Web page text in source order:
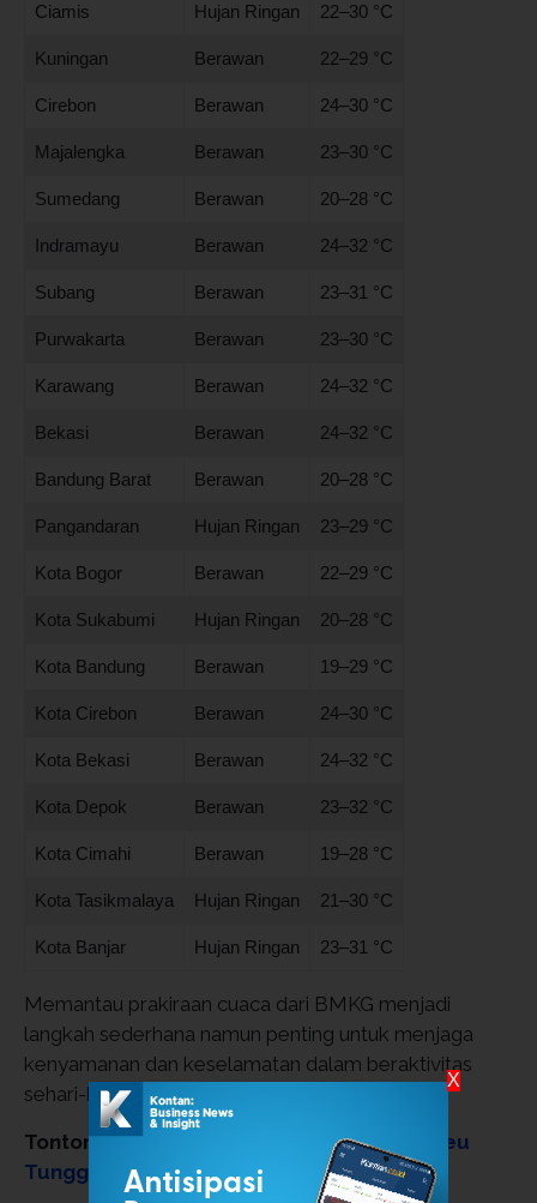
Ciamis Hujan Ringan 22–30 °C
Kuningan Berawan 22–29 °C
Cirebon Berawan 24–30 °C
Majalengka Berawan 23–30 °C
Sumedang Berawan 20–28 °C
Indramayu Berawan 24–32 °C
Subang Berawan 23–31 °C
Purwakarta Berawan 23–30 °C
Karawang Berawan 24–32 °C
Bekasi Berawan 24–32 °C
Bandung Barat Berawan 20–28 °C
Pangandaran Hujan Ringan 23–29 °C
Kota Bogor Berawan 22–29 °C
Kota Sukabumi Hujan Ringan 20–28 °C
Kota Bandung Berawan 19–29 °C
Kota Cirebon Berawan 24–30 °C
Kota Bekasi Berawan 24–32 °C
Kota Depok Berawan 23–32 °C
Kota Cimahi Berawan 19–28 °C
Kota Tasikmalaya Hujan Ringan 21–30 °C
Kota Banjar Hujan Ringan 23–31 °C
Memantau prakiraan cuaca dari BMKG menjadi
langkah sederhana namun penting untuk menjaga
kenyamanan dan keselamatan dalam beraktivitas
sehari-hari.
Tonton:WFH ASN Lanjut atau Stop? Menkeu
Tunggu Harga Minyak Dunia!
X